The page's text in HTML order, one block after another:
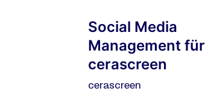
Social Media
Management für
cerascreen
cerascreen